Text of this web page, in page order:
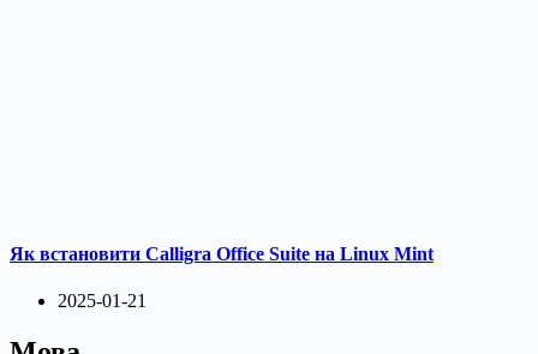
Як встановити Calligra Office Suite на Linux Mint
2025-01-21